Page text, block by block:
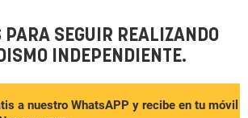
PARA SEGUIR REALIZANDO
INDEPENDIENTE.
a nuestro WhatsAPP y recibe en tu móvil